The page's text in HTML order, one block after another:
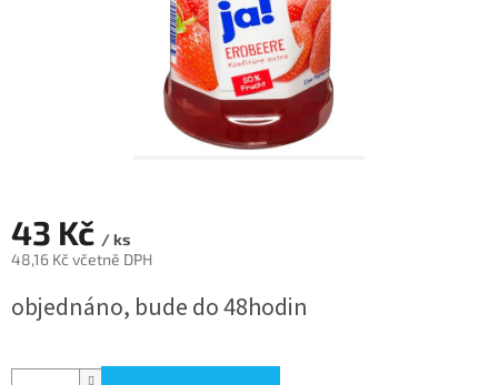
43 Kč / ks
48,16 Kč včetně DPH
cena:
objednáno, bude do 48hodin